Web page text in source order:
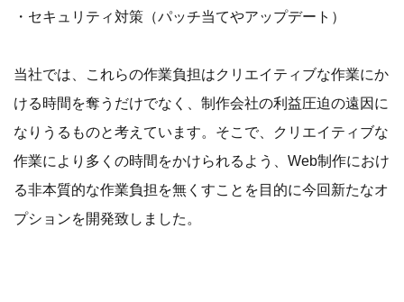
・セキュリティ対策（パッチ当てやアップデート）
当社では、これらの作業負担はクリエイティブな作業にか
ける時間を奪うだけでなく、制作会社の利益圧迫の遠因に
なりうるものと考えています。そこで、クリエイティブな
作業により多くの時間をかけられるよう、Web制作におけ
る非本質的な作業負担を無くすことを目的に今回新たなオ
プションを開発致しました。